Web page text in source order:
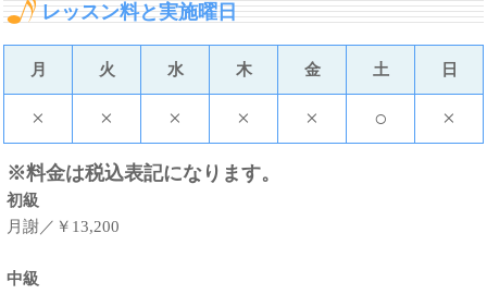
レッスン料と実施曜日
月 火 水 木 金 土 日
× × × × × ○ ×
※料金は税込表記になります。
初級
月謝／￥13,200
中級